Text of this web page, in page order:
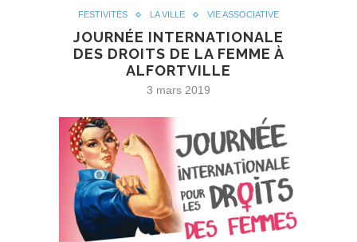
FESTIVITÉS LA VILLE VIE ASSOCIATIVE
JOURNÉE INTERNATIONALE
DES DROITS DE LA FEMME À
ALFORTVILLE
3 mars 2019